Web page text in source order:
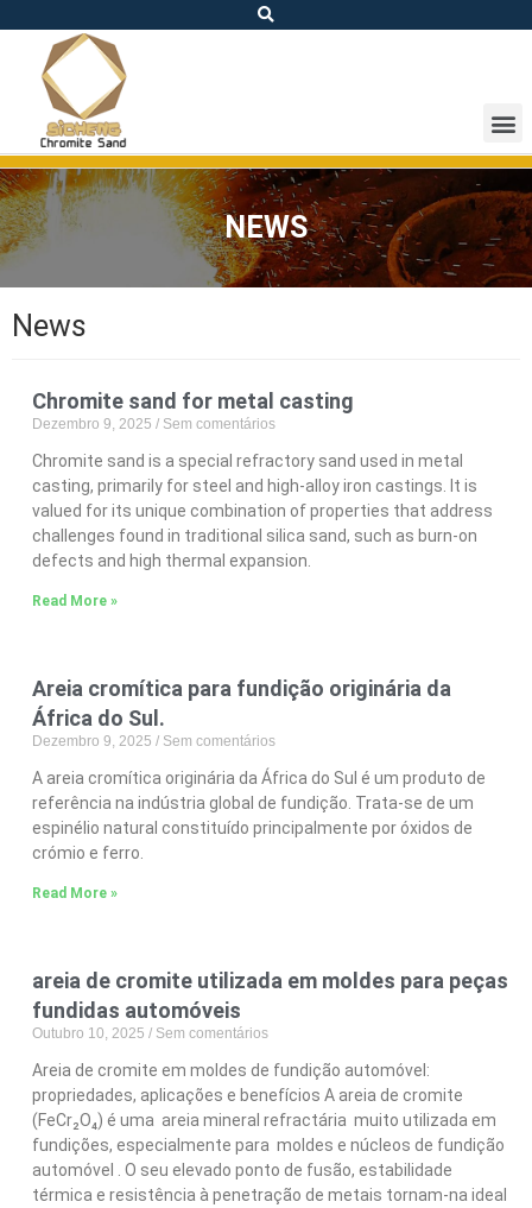
NEWS
News
Chromite sand for metal casting
Dezembro 9, 2025 Sem comentários
Chromite sand is a special refractory sand used in metal
casting, primarily for steel and high-alloy iron castings. It is
valued for its unique combination of properties that address
challenges found in traditional silica sand, such as burn-on
defects and high thermal expansion.
Read More »
Areia cromítica para fundição originária da
África do Sul.
Dezembro 9, 2025 Sem comentários
A areia cromítica originária da África do Sul é um produto de
referência na indústria global de fundição. Trata-se de um
espinélio natural constituído principalmente por óxidos de
crómio e ferro.
Read More »
areia de cromite utilizada em moldes para peças
fundidas automóveis
Outubro 10, 2025 Sem comentários
Areia de cromite em moldes de fundição automóvel:
propriedades, aplicações e benefícios A areia de cromite
(FeCr₂O₄) é uma areia mineral refractária muito utilizada em
fundições, especialmente para moldes e núcleos de fundição
automóvel . O seu elevado ponto de fusão, estabilidade
térmica e resistência à penetração de metais tornam-na ideal